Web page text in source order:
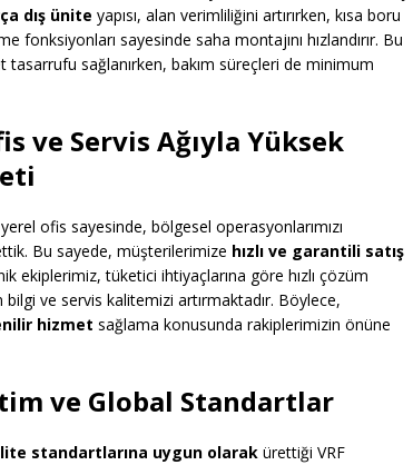
dış ünite yapısı, alan verimliliğini artırırken, kısa boru
fonksiyonları sayesinde saha montajını hızlandırır. Bu
sağlanırken, bakım süreçleri de minimum
ve Servis Ağıyla Yüksek
ofis sayesinde, bölgesel operasyonlarımızı
Bu sayede, müşterilerimize hızlı ve garantili satış
ekiplerimiz, tüketici ihtiyaçlarına göre hızlı çözüm
ve servis kalitemizi artırmaktadır. Böylece,
hizmet sağlama konusunda rakiplerimizin önüne
ve Global Standartlar
standartlarına uygun olarakürettiği VRF